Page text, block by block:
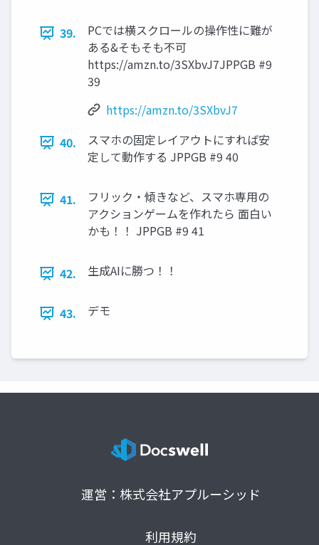
39.
PCでは横スクロールの操作性に難が
ある&そもそも不可
https://amzn.to/3SXbvJ7​ JPPGB #9
39
https://amzn.to/3SXbvJ7​
40.
スマホの固定レイアウトにすれば安
定して動作する JPPGB #9 40
41.
フリック・傾きなど、スマホ専用の
アクションゲームを作れたら 面白い
かも！！ JPPGB #9 41
42. 生成AIに勝つ！！
43. デモ
運営：株式会社アプルーシッド
利用規約